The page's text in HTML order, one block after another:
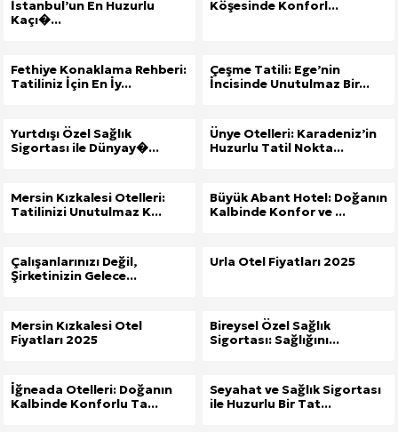
İstanbul’un En Huzurlu
Kaçı�...
Köşesinde Konforl...
Fethiye Konaklama Rehberi:
Tatiliniz İçin En İy...
Çeşme Tatili: Ege’nin
İncisinde Unutulmaz Bir...
Yurtdışı Özel Sağlık
Sigortası ile Dünyay�...
Ünye Otelleri: Karadeniz’in
Huzurlu Tatil Nokta...
Mersin Kızkalesi Otelleri:
Tatilinizi Unutulmaz K...
Büyük Abant Hotel: Doğanın
Kalbinde Konfor ve ...
Çalışanlarınızı Değil,
Şirketinizin Gelece...
Urla Otel Fiyatları 2025
Mersin Kızkalesi Otel
Fiyatları 2025
Bireysel Özel Sağlık
Sigortası: Sağlığını...
İğneada Otelleri: Doğanın
Kalbinde Konforlu Ta...
Seyahat ve Sağlık Sigortası
ile Huzurlu Bir Tat...